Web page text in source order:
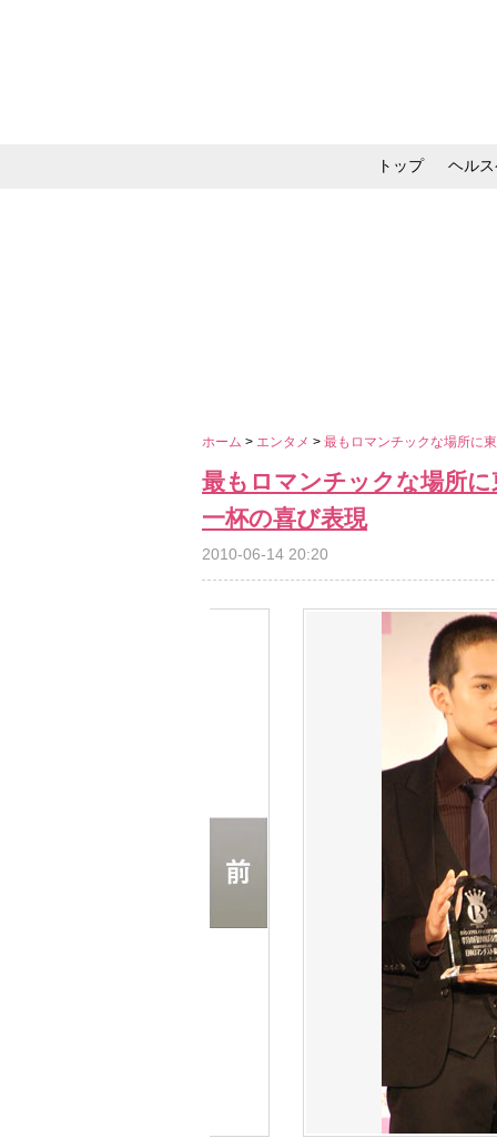
トップ ヘル
ホーム > エンタメ > 最もロマンチックな場所に
最もロマンチックな場所
一杯の喜び表現
2010-06-14 20:20